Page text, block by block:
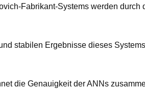
Fabrikant-Systems werden
stabilen Ergebnisse dieses
die Genauigkeit der ANNs